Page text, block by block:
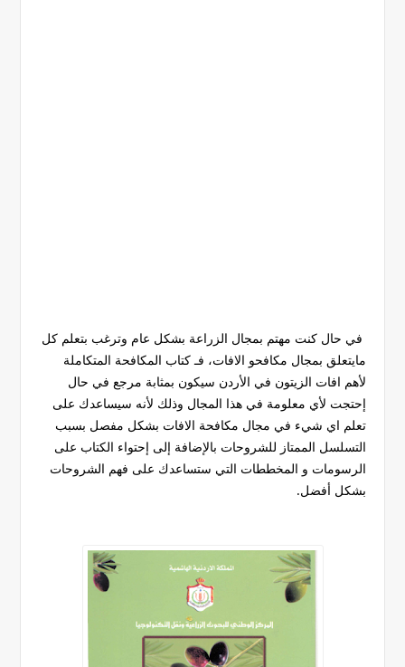
في حال كنت مهتم بمجال الزراعة بشكل عام وترغب بتعلم كل
مايتعلق بمجال مكافحو الافات، فـ كتاب المكافحة المتكاملة
لأهم افات الزيتون في الأردن سيكون بمثابة مرجع في حال
إحتجت لأي معلومة في هذا المجال وذلك لأنه سيساعدك على
تعلم اي شيء في مجال مكافحة الافات بشكل مفصل بسبب
التسلسل الممتاز للشروحات بالإضافة إلى إحتواء الكتاب على
الرسومات و المخططات التي ستساعدك على فهم الشروحات
بشكل أفضل.